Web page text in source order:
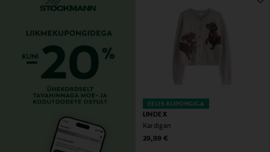
EELIS KUPONGIGA
LINDEX
Kardigan
Original Price
29,99 €